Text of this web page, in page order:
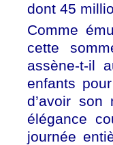
dont 45
Comme
cette
assène-t-il
enfants
d’avoir
élégance
journée